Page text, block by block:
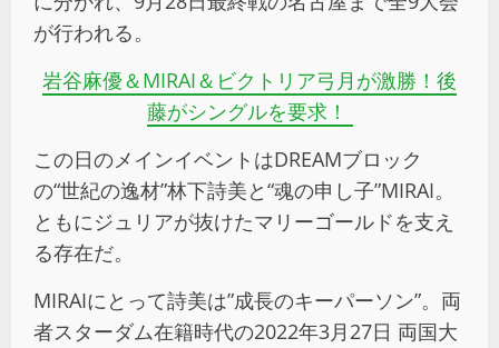
が行われる。
岩谷麻優＆MIRAI＆ビクトリア弓月が激勝！後
藤がシングルを要求！
この日のメインイベントはDREAMブロック
の“世紀の逸材”林下詩美と“魂の申し子”MIRAI。
ともにジュリアが抜けたマリーゴールドを支え
る存在だ。
MIRAIにとって詩美は”成長のキーパーソン”。両
者スターダム在籍時代の2022年3月27日 両国大